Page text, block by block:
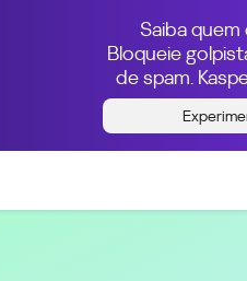
Saiba quem
Bloqueie
de spam.
do número